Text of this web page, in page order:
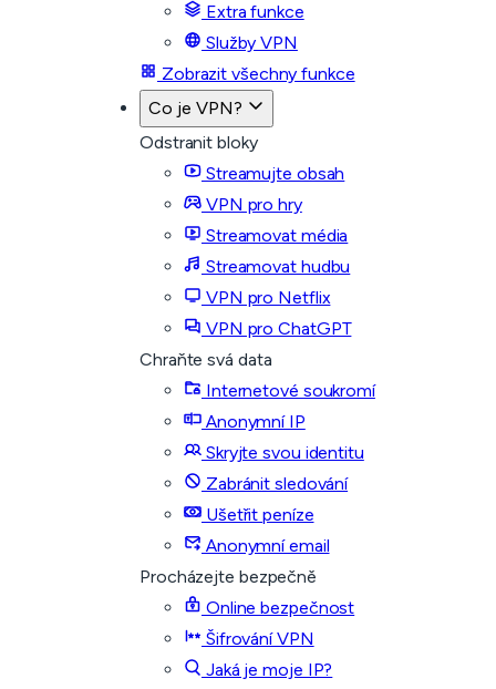
Extra funkce
Služby VPN
Zobrazit všechny funkce
Co je VPN?
Odstranit bloky
Streamujte obsah
VPN pro hry
Streamovat média
Streamovat hudbu
VPN pro Netflix
VPN pro ChatGPT
Chraňte svá data
Internetové soukromí
Anonymní IP
Skryjte svou identitu
Zabránit sledování
Ušetřit peníze
Anonymní email
Procházejte bezpečně
Online bezpečnost
Šifrování VPN
Jaká je moje IP?